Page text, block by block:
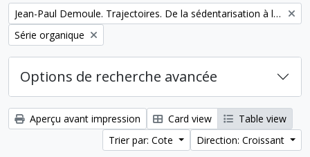
Remove filter:
Jean-Paul Demoule. Trajectoires. De la sédentarisation à l'État
Remove filter:
Série organique
Options de recherche avancée
Aperçu avant impression Card view
Table view
Trier par: Cote
Direction: Croissant